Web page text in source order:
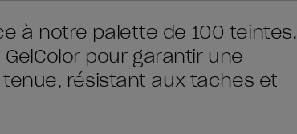
à notre palette de 100 teintes.
pour garantir une
résistant aux taches et